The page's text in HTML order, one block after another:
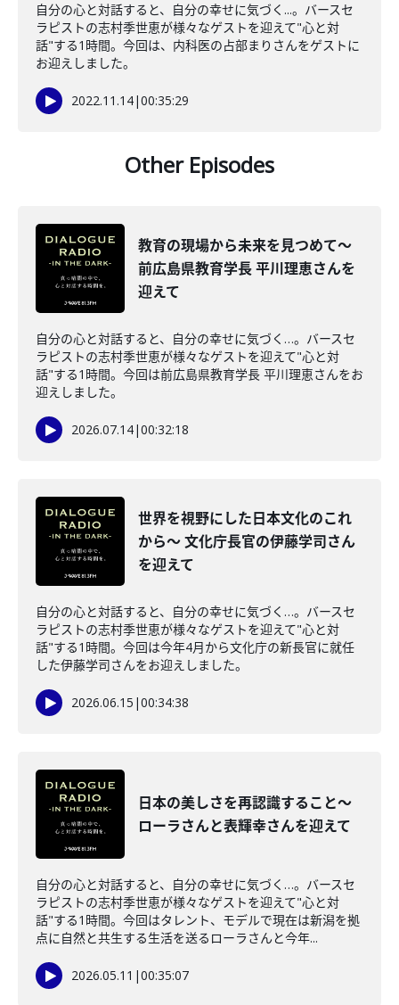
自分の心と対話すると、自分の幸せに気づく...。バースセ
ラピストの志村季世恵が様々なゲストを迎えて"心と対
話"する1時間。今回は、内科医の占部まりさんをゲストに
お迎えしました。
2022.11.14|00:35:29
Other Episodes
教育の現場から未来を見つめて～
前広島県教育学長 平川理恵さんを
迎えて
自分の心と対話すると、自分の幸せに気づく…。バースセ
ラピストの志村季世恵が様々なゲストを迎えて"心と対
話"する1時間。今回は前広島県教育学長 平川理恵さんをお
迎えしました。
2026.07.14|00:32:18
世界を視野にした日本文化のこれ
から～ 文化庁長官の伊藤学司さん
を迎えて
自分の心と対話すると、自分の幸せに気づく…。バースセ
ラピストの志村季世恵が様々なゲストを迎えて"心と対
話"する1時間。今回は今年4月から文化庁の新長官に就任
した伊藤学司さんをお迎えしました。
2026.06.15 |00:34:38
日本の美しさを再認識すること～
ローラさんと表輝幸さんを迎えて
自分の心と対話すると、自分の幸せに気づく…。バースセ
ラピストの志村季世恵が様々なゲストを迎えて"心と対
話"する1時間。今回はタレント、モデルで現在は新潟を拠
点に自然と共生する生活を送るローラさんと今年...
2026.05.11 |00:35:07